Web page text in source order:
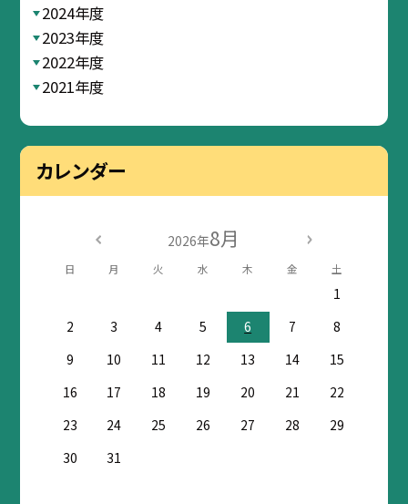
2024年度
2023年度
2022年度
2021年度
カレンダー
2026年8月
日 月 火 水 木 金 土
1
2
3 4 5 6 7
8
9
10 11 12 13 14
15
16
17 18 19 20 21
22
23
24 25 26 27 28
29
30
31